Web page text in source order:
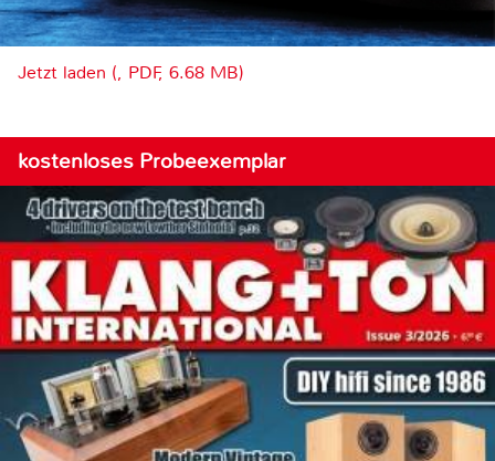
Jetzt laden (, PDF, 6.68 MB)
kostenloses Probeexemplar